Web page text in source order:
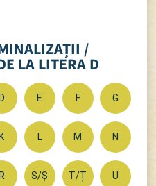
/
LA LITERA D
D E F G
K L M N
R S/Ș T/Ț U